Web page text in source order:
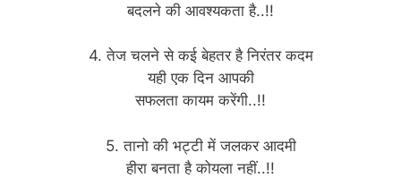
बदलने की आवश्यकता है..!!
4. तेज चलने से कई बेहतर है निरंतर कदम
यही एक दिन आपकी
सफलता कायम करेंगी..!!
5. तानो की भट्टी में जलकर आदमी
हीरा बनता है कोयला नहीं..!!